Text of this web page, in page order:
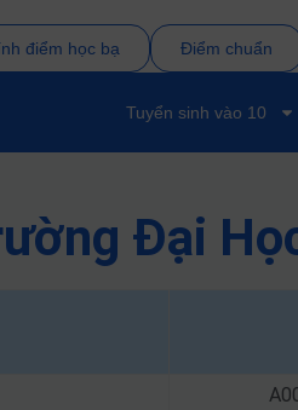
điểm học bạ Điểm chuẩn
Tuyển sinh vào 10
Đại